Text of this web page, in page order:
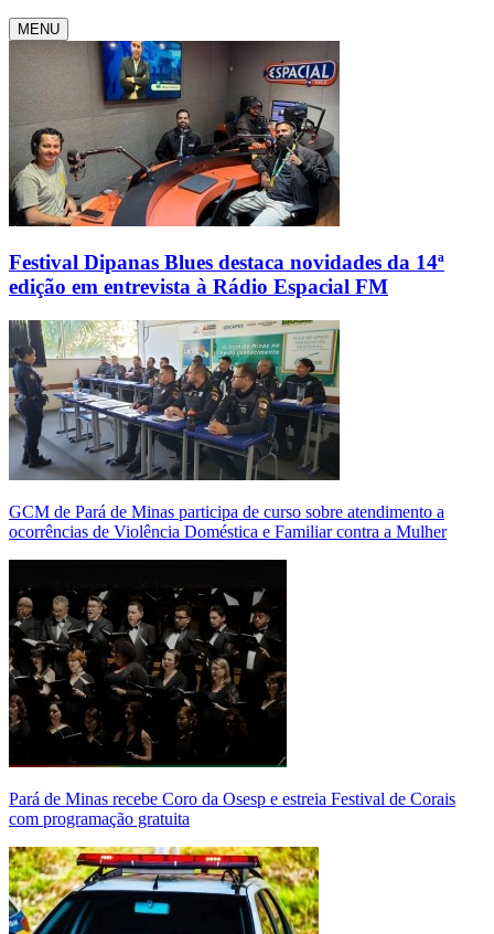
MENU
Festival Dipanas Blues destaca novidades da 14ª
edição em entrevista à Rádio Espacial FM
GCM de Pará de Minas participa de curso sobre atendimento a
ocorrências de Violência Doméstica e Familiar contra a Mulher
Pará de Minas recebe Coro da Osesp e estreia Festival de Corais
com programação gratuita